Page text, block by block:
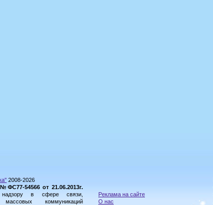
2008-2026
54566 от 21.06.2013г.
в сфере связи,
коммуникаций
Реклама на сайте
О нас